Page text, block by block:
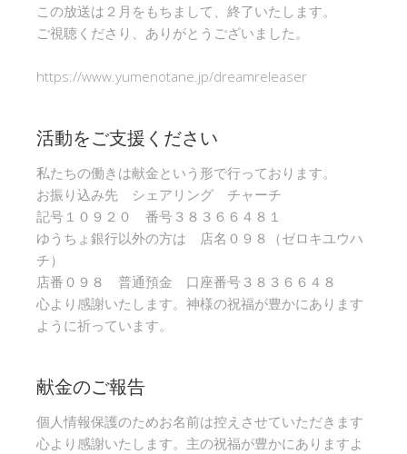
この放送は２月をもちまして、終了いたします。
ご視聴くださり、ありがとうございました。
https://www.yumenotane.jp/dreamreleaser
活動をご支援ください
私たちの働きは献金という形で行っております。
お振り込み先 シェアリング チャーチ
記号１０９２０ 番号３８３６６４８１
ゆうちょ銀行以外の方は 店名０９８（ゼロキユウハ
チ）
店番０９８ 普通預金 口座番号３８３６６４８
心より感謝いたします。神様の祝福が豊かにあります
ように祈っています。
献金のご報告
個人情報保護のためお名前は控えさせていただきます
心より感謝いたします。主の祝福が豊かにありますよ